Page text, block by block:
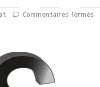
Commentaires fermés